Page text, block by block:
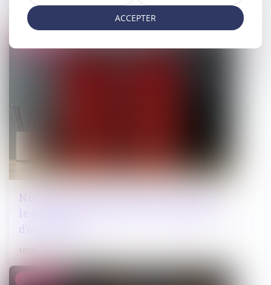
10/06/2026
Nullité du bail commercial conclu sur
le domaine public et droit à indemnité
d’occupation
10/06/2026
Droit pénal
ACCEPTER